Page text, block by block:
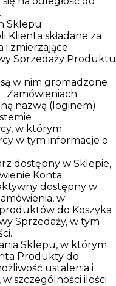
Sklepu.
Klienta składane za
i zmierzające
Sprzedaży Produktu
w nim gromadzone
nazwą (loginem)
w którym
w tym informacje o
dostępny w Sklepie,
Konta.
dostępny w
w
do Koszyka
Sprzedaży, w tym
Sklepu, w którym
Produkty do
ustalenia i
szczególności ilości